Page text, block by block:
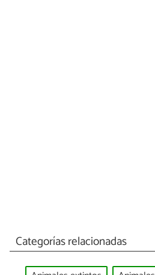
Categorías relacionadas